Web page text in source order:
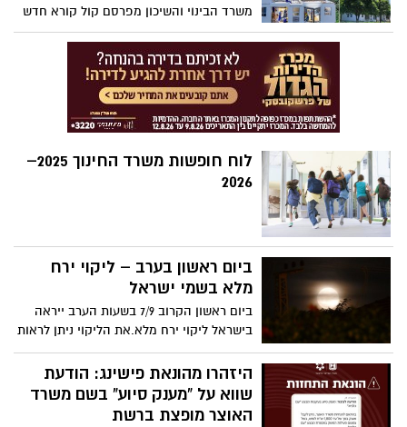
משרד הבינוי והשיכון מפרסם קול קורא חדש
לחברות בנייה זרות לצורך ביצוע עבודות בנייה
למגורים בישראל. בסין השאירו את העולם
בהלם כשהקימו את מלון T30 Tower
שנבנה ב-15 ימים בלבד. איך הם עשו את זה?
האם בישראל מתחילים להשתחרר מתפיסות
לחסוך עשרות אחוזים בעלויות הבנייה?
לוח חופשות משרד החינוך 2025–
2026
ביום ראשון בערב – ליקוי ירח
מלא בשמי ישראל
ביום ראשון הקרוב 7/9 בשעות הערב ייראה
בישראל ליקוי ירח מלא.את הליקוי ניתן לראות
מכל מקום בארץ, ועל פי התחזית לא צפויה
עננות בשעות הליקוי
היזהרו מהונאת פישינג: הודעת
שווא על “מענק סיוע” בשם משרד
האוצר מופצת ברשת